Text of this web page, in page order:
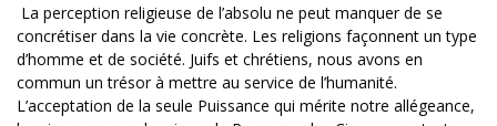
La perception religieuse de l’absolu ne peut manquer de se
concrétiser dans la vie concrète. Les religions façonnent un type
d’homme et de société. Juifs et chrétiens, nous avons en
commun un trésor à mettre au service de l’humanité.
L’acceptation de la seule Puissance qui mérite notre allégeance,